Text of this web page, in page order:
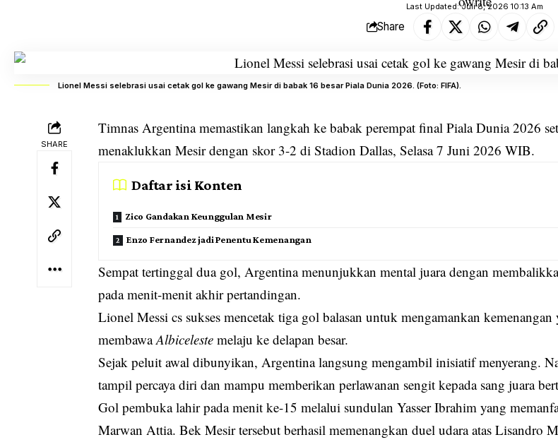
Last Updated: Juli 8, 2026 10:13 Am
Share
Lionel Messi selebrasi usai cetak gol ke gawang Mesir di babak 16 besar Piala Dunia 2026. (Foto: FIFA).
SHARE
Timnas Argentinamemastikan langkah ke babak perempat final Piala Dunia 2026
menaklukkan Mesir dengan skor 3-2 di Stadion Dallas, Selasa 7 Juni 2026 WIB.
Daftar isi Konten
Zico Gandakan Keunggulan Mesir
Enzo Fernandez jadi Penentu Kemenangan
Sempat tertinggal dua gol, Argentina menunjukkan mental juara dengan
pada menit-menit akhir pertandingan.
Lionel Messi cs sukses mencetak tiga gol balasan untuk mengamankan kemenangan
membawaAlbicelestemelaju ke delapan besar.
Sejak peluit awal dibunyikan, Argentina langsung mengambil inisiatif menyerang.
tampil percaya diri dan mampu memberikan perlawanan sengit kepada sang juara
Gol pembuka lahir pada menit ke-15 melalui sundulan Yasser Ibrahim yang
Marwan Attia. Bek Mesir tersebut berhasil memenangkan duel udara atas Lisandro